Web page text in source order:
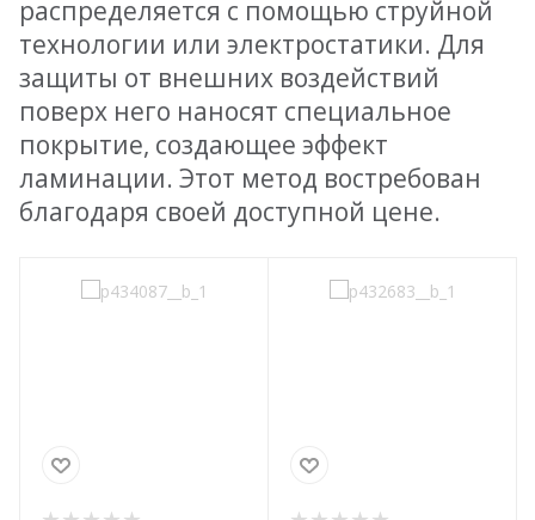
распределяется с помощью струйной
технологии или электростатики. Для
защиты от внешних воздействий
поверх него наносят специальное
покрытие, создающее эффект
ламинации. Этот метод востребован
благодаря своей доступной цене.